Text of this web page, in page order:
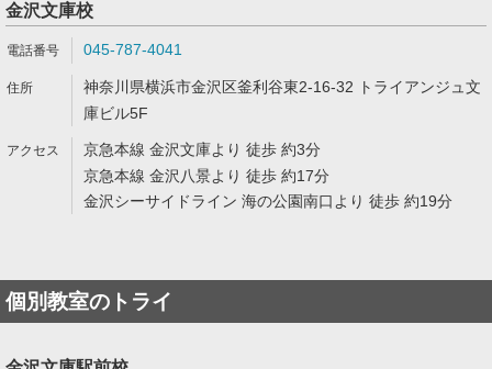
金沢文庫校
045-787-4041
神奈川県横浜市金沢区釜利谷東2-16-32 トライアンジュ文
庫ビル5F
京急本線 金沢文庫より 徒歩 約3分
京急本線 金沢八景より 徒歩 約17分
金沢シーサイドライン 海の公園南口より 徒歩 約19分
個別教室のトライ